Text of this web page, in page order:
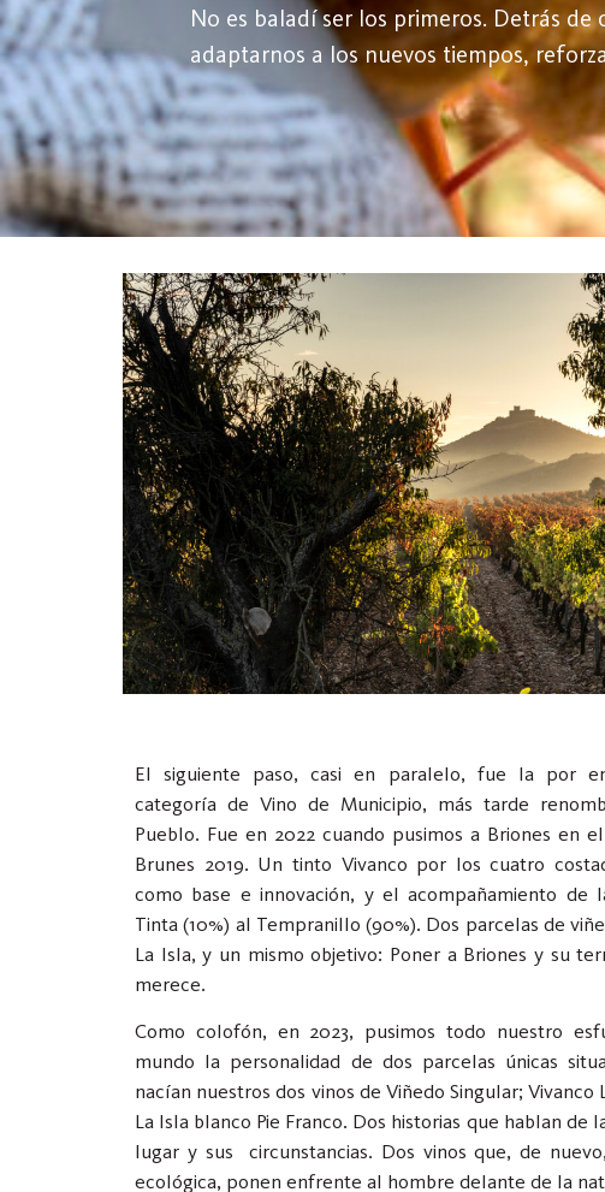
No es baladí ser los primeros. Detrás
adaptarnos a los nuevos tiempos,
El siguiente paso, casi en paralelo, fue la por
categoría de Vino de Municipio, más tarde
Pueblo. Fue en 2022 cuando pusimos a Briones en
Brunes 2019. Un tinto Vivanco por los cuatro
como base e innovación, y el acompañamiento de
Tinta (10%) al Tempranillo (90%). Dos parcelas de
La Isla, y un mismo objetivo: Poner a Briones y su
merece.
Como colofón, en 2023, pusimos todo nuestro
mundo la personalidad de dos parcelas únicas
nacían nuestros dos vinos de Viñedo Singular; Vivanco
La Isla blanco Pie Franco. Dos historias que hablan de
lugar y sus circunstancias. Dos vinos que, de
ecológica, ponen enfrente al hombre delante de la